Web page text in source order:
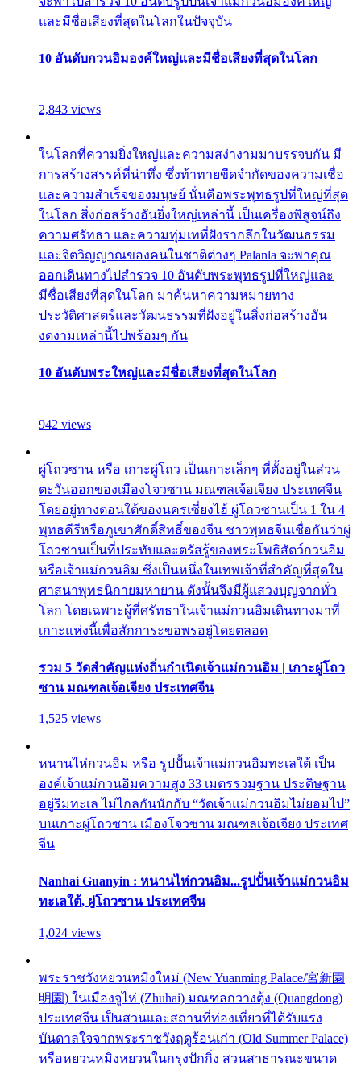
และมีชื่อเสียงที่สุดในโลกในปัจจุบัน
10 อันดับกวนอิมองค์ใหญ่และมีชื่อเสียงที่สุดในโลก
2,843 views
ในโลกที่ความยิ่งใหญ่และความสง่างามมาบรรจบกัน มี
การสร้างสรรค์ที่น่าทึ่ง ซึ่งท้าทายขีดจำกัดของความเชื่อ
และความสำเร็จของมนุษย์ นั่นคือพระพุทธรูปที่ใหญ่ที่สุด
ในโลก สิ่งก่อสร้างอันยิ่งใหญ่เหล่านี้ เป็นเครื่องพิสูจน์ถึง
ความศรัทธา และความทุ่มเทที่ฝังรากลึกในวัฒนธรรม
และจิตวิญญาณของคนในชาติต่างๆ Palanla จะพาคุณ
ออกเดินทางไปสำรวจ 10 อันดับพระพุทธรูปที่ใหญ่และ
มีชื่อเสียงที่สุดในโลก มาค้นหาความหมายทาง
ประวัติศาสตร์และวัฒนธรรมที่ฝังอยู่ในสิ่งก่อสร้างอัน
งดงามเหล่านี้ไปพร้อมๆ กัน
10 อันดับพระใหญ่และมีชื่อเสียงที่สุดในโลก
942 views
ผู่โถวซาน หรือ เกาะผู่โถว เป็นเกาะเล็กๆ ที่ตั้งอยู่ในส่วน
ตะวันออกของเมืองโจวซาน มณฑลเจ้อเจียง ประเทศจีน
โดยอยู่ทางตอนใต้ของนครเซี่ยงไฮ้ ผู่โถวซานเป็น 1 ใน 4
พุทธคีรีหรือภูเขาศักดิ์สิทธิ์ของจีน ชาวพุทธจีนเชื่อกันว่าผู่
โถวซานเป็นที่ประทับและตรัสรู้ของพระโพธิสัตว์กวนอิม
หรือเจ้าแม่กวนอิม ซึ่งเป็นหนึ่งในเทพเจ้าที่สำคัญที่สุดใน
ศาสนาพุทธนิกายมหายาน ดังนั้นจึงมีผู้แสวงบุญจากทั่ว
โลก โดยเฉพาะผู้ที่ศรัทธาในเจ้าแม่กวนอิมเดินทางมาที่
เกาะแห่งนี้เพื่อสักการะขอพรอยู่โดยตลอด
รวม 5 วัดสำคัญแห่งถิ่นกำเนิดเจ้าแม่กวนอิม | เกาะผู่โถว
ซาน มณฑลเจ้อเจียง ประเทศจีน
1,525 views
หนานไห่กวนอิม หรือ รูปปั้นเจ้าแม่กวนอิมทะเลใต้ เป็น
องค์เจ้าแม่กวนอิมความสูง 33 เมตรรวมฐาน ประดิษฐาน
อยู่ริมทะเล ไม่ไกลกันนักกับ “วัดเจ้าแม่กวนอิมไม่ยอมไป”
บนเกาะผู่โถวซาน เมืองโจวซาน มณฑลเจ้อเจียง ประเทศ
จีน
Nanhai Guanyin : หนานไห่กวนอิม...รูปปั้นเจ้าแม่กวนอิม
ทะเลใต้, ผู่โถวซาน ประเทศจีน
1,024 views
พระราชวังหยวนหมิงใหม่ (New Yuanming Palace/宮新園
明園) ในเมืองจูไห่ (Zhuhai) มณฑลกวางตุ้ง (Quangdong)
ประเทศจีน เป็นสวนและสถานที่ท่องเที่ยวที่ได้รับแรง
บันดาลใจจากพระราชวังฤดูร้อนเก่า (Old Summer Palace)
หรือหยวนหมิงหยวนในกรุงปักกิ่ง สวนสาธารณะขนาด